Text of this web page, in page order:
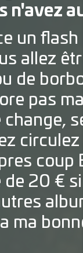
n'avez
un
allez
de
pas
change,
de 20 €
ma